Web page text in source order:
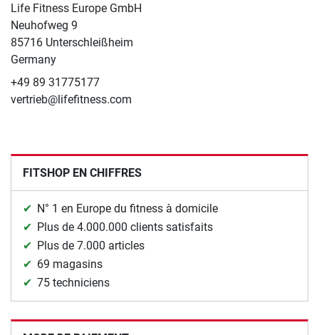
Life Fitness Europe GmbH
Neuhofweg 9
85716 Unterschleißheim
Germany
+49 89 31775177
vertrieb@lifefitness.com
FITSHOP EN CHIFFRES
N° 1 en Europe du fitness à domicile
Plus de 4.000.000 clients satisfaits
Plus de 7.000 articles
69 magasins
75 techniciens